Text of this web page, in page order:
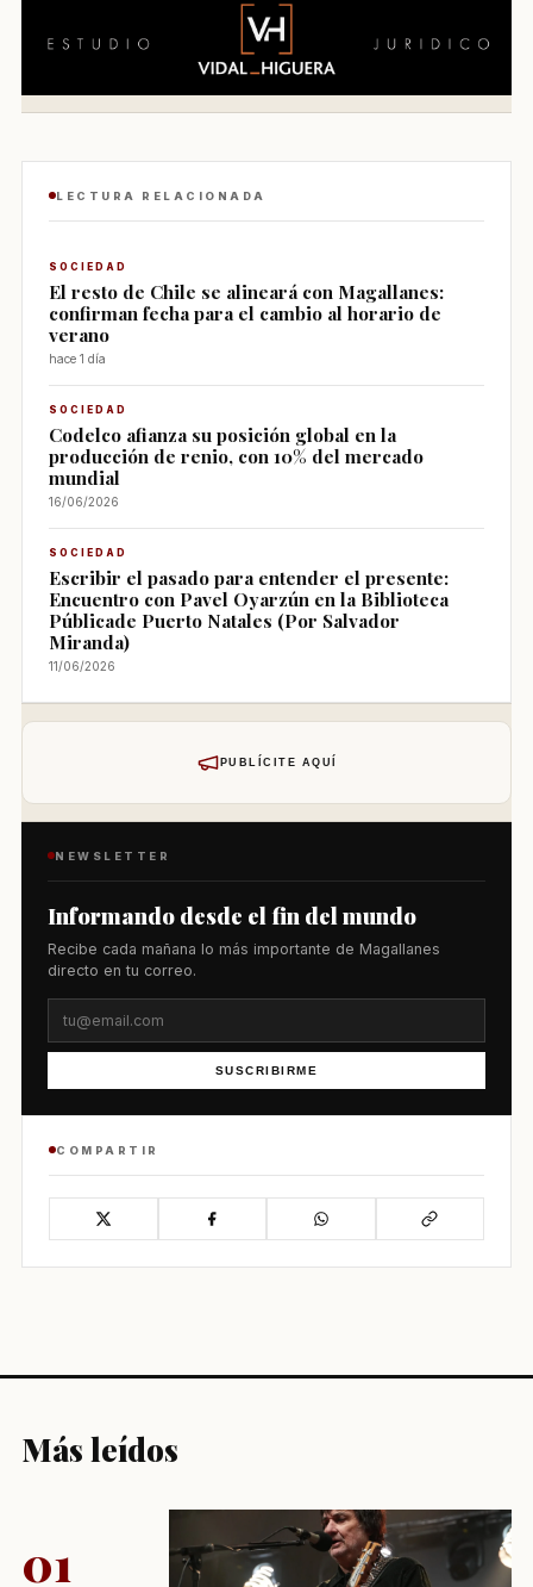
LECTURA RELACIONADA
SOCIEDAD
El resto de Chile se alineará con Magallanes:
confirman fecha para el cambio al horario de
verano
hace 1 día
SOCIEDAD
Codelco afianza su posición global en la
producción de renio, con 10% del mercado
mundial
16/06/2026
SOCIEDAD
Escribir el pasado para entender el presente:
Encuentro con Pavel Oyarzún en la Biblioteca
Públicade Puerto Natales (Por Salvador
Miranda)
11/06/2026
PUBLÍCITE AQUÍ
NEWSLETTER
Informando desde el fin del mundo
Recibe cada mañana lo más importante de Magallanes
directo en tu correo.
SUSCRIBIRME
COMPARTIR
Más leídos
01